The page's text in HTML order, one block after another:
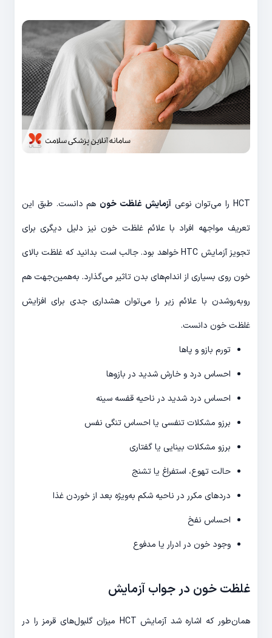
HCT را می‌توان نوعی آزمایش غلظت خون هم دانست. طبق این
تعریف مواجهه افراد با علائم غلظت خون نیز دلیل دیگری برای
تجویز آزمایش HTC خواهد بود. جالب است بدانید که غلظت بالای
خون روی بسیاری از اندام‌های بدن تاثیر می‌گذارد. به‌همین‌جهت هم
روبه‌روشدن با علائم زیر را می‌توان هشداری جدی برای افزایش
غلظت خون دانست.
تورم بازو و پاها
احساس درد و خارش شدید در بازوها
احساس درد شدید در ناحیه قفسه سینه
برزو مشکلات تنفسی یا احساس تنگی نفس
برزو مشکلات بینایی یا گفتاری
حالت تهوع، استفراغ یا تشنج
دردهای مکرر در ناحیه شکم به‌ویژه بعد از خوردن غذا
احساس نفخ
وجود خون در ادرار یا مدفوع
غلظت خون در جواب آزمایش
همان‌طور که اشاره شد آزمایش HCT میزان گلبول‌های قرمز را در